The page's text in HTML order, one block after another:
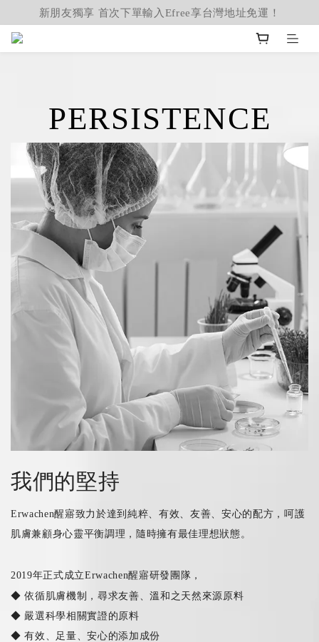
新朋友獨享 首次下單輸入Efree享台灣地址免運！
PERSISTENCE
我們的堅持
Erwachen醒寤致力於達到純粹、有效、友善、安心的配方，呵護
肌膚兼顧身心靈平衡調理，隨時擁有最佳理想狀態。
2019年正式成立Erwachen醒寤研發團隊，
◆ 依循肌膚機制，尋求友善、溫和之天然來源原料
◆ 嚴選科學相關實證的原料
◆ 有效、足量、安心的添加成份